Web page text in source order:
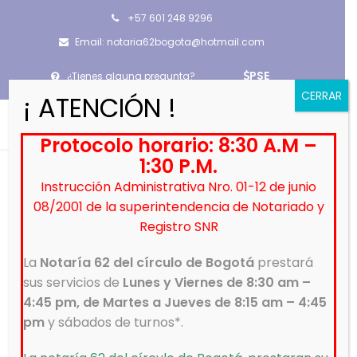
+57 601 248 9296
Email: notaria62bogota@hotmail.com
¿Tienes alguna pregunta? PSE
Trabaja con nosotros
Conectamos posibilidades para cumplir sueños.
¡ ATENCIÓN !
Protocolo horario: 8:30 A.M –
1:30 P.M.
Instrucción Administrativa Nro. 01-12 de junio
08/2001 de la superintendencia de Notariado y
Registro SNR
La Notaría 62 del círculo de Bogotá prestará
sus servicios de Lunes y Viernes de 8:30 am –
4:45 pm, de Martes a Jueves de 8:15 am – 4:45
pmy sábados de turnos*.
CERRAR